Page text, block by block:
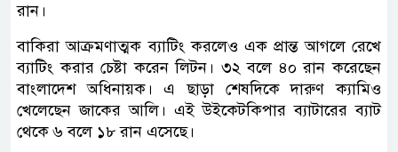
রান।
বাকিরা আক্রমণাত্মক ব্যাটিং করলেও এক প্রান্ত আগলে রেখে
ব্যাটিং করার চেষ্টা করেন লিটন। ৩২ বলে ৪০ রান করেছেন
বাংলাদেশ অধিনায়ক। এ ছাড়া শেষদিকে দারুণ ক্যামিও
খেলেছেন জাকের আলি। এই উইকেটকিপার ব্যাটারের ব্যাট
থেকে ৬ বলে ১৮ রান এসেছে।